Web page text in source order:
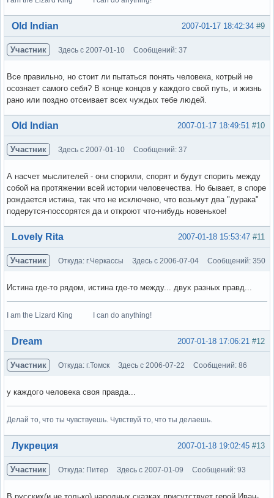
Вне форума #9
2007-01-17 18:42:34
Old Indian
Участник Здесь с 2007-01-10 Сообщений: 37
Все правильно, но стоит ли пытаться понять человека, котрый не
осознает самого себя? В конце концов у каждого свой путь, и жизнь
рано или поздно отсеивает всех чуждых тебе людей.
Вне форума #10
2007-01-17 18:49:51
Old Indian
Участник Здесь с 2007-01-10 Сообщений: 37
А насчет мыслителей - они спорили, спорят и будут спорить между
собой на протяжении всей истории человечества. Но бывает, в споре
рождается истина, так что не исключено, что возьмут два "дурака"
подерутся-поссорятся да и откроют что-нибудь новенькое!
Вне форума #11
2007-01-18 15:53:47
Lovely Rita
Участник Откуда: г.Черкассы Здесь с 2006-07-04 Сообщений: 350
Истина где-то рядом, истина где-то между... двух разных правд...
I am the Lizard King I can do anything!
Вне форума #12
2007-01-18 17:06:21
Dream
Участник Откуда: г.Томск Здесь с 2006-07-22 Сообщений: 86
у каждого человека своя правда...
Делай то, что ты чувствуешь. Чувствуй то, что ты делаешь.
Вне форума #13
2007-01-18 19:02:45
Лукреция
Участник Откуда: Питер Здесь с 2007-01-09 Сообщений: 93